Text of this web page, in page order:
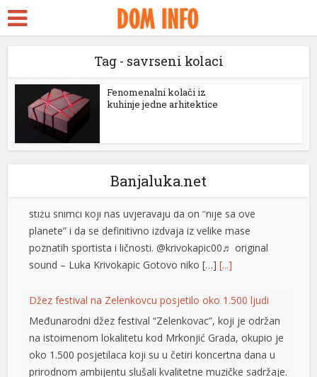
Escort
ifşa
panel
panel
panel
panel
Tag - savrseni kolaci
Fenomenalni kolači iz
kuhinje jedne arhitektice
Banjaluka.net
Izašao na scenu: Novak Đoković zapjevao sa Vladom
Georgievom u Herceg Novom (VIDEO)
Srpski teniser Novak Đoković ne prestaje da
oduševljava region! Najbolji svih vremena je odlučio
stižu snimci koji nas uvjeravaju da on “nije sa ove
planete” i da se definitivno izdvaja iz velike mase
poznatih sportista i ličnosti. @krivokapic00♬ original
sound – Luka Krivokapic Gotovo niko […][...]
Džez festival na Zelenkovcu posjetilo oko 1.500 ljudi
na istoimenom lokalitetu kod Mrkonjić Grada, okupio je
oko 1.500 posjetilaca koji su u četiri koncertna dana u
prirodnom ambijentu slušali kvalitetne muzičke sadržaje.
Na Festivalu je nastupilo 11 bendova iz Holandije,
Mađarske, Srbije i Republike Srpske. Organizator